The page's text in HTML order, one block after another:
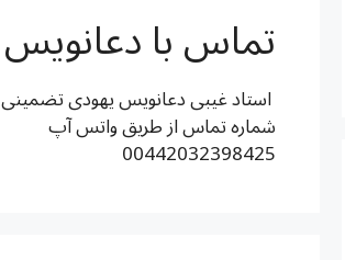
تماس با دعانویس
استاد غیبی دعانویس یهودی تضمینی
شماره تماس از طریق واتس آپ
00442032398425